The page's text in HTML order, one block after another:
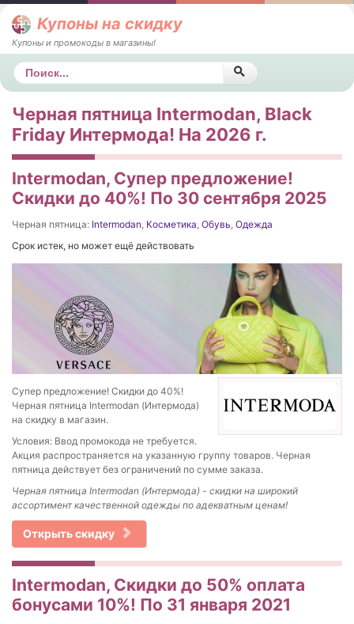
Купоны на скидку
Купоны и промокоды в магазины!
Поиск
Черная пятница Intermodan, Black
Friday Интермода! На 2026 г.
Intermodan, Супер предложение!
Скидки до 40%! По 30 сентября 2025
Черная пятница: Intermodan, Косметика, Обувь, Одежда
Срок истек, но может ещё действовать
Супер предложение! Скидки до 40%!
Черная пятница Intermodan (Интермода)
на скидку в магазин.
Условия: Ввод промокода не требуется.
Акция распространяется на указанную группу товаров. Черная
пятница действует без ограничений по сумме заказа.
Черная пятница Intermodan (Интермода) - скидки на широкий
ассортимент качественной одежды по адекватным ценам!
Открыть скидку
Intermodan, Скидки до 50% оплата
бонусами 10%! По 31 января 2021